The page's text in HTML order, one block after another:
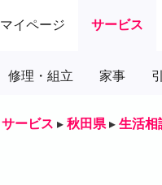
マイページ サービス
修理・組立 家事
サービス ▸ 秋田県 ▸ 生活相